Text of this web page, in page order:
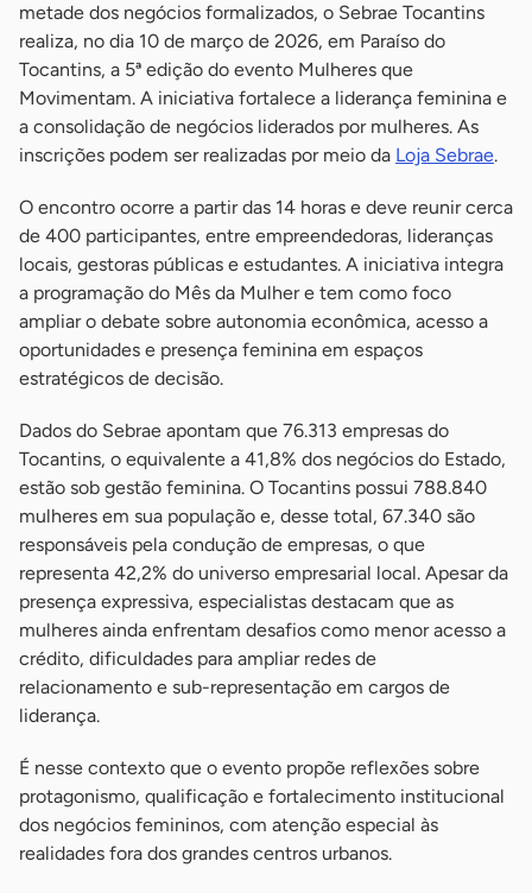
metade dos negócios formalizados, o Sebrae Tocantins
realiza, no dia 10 de março de 2026, em Paraíso do
Tocantins, a 5ª edição do evento Mulheres que
Movimentam. A iniciativa fortalece a liderança feminina e
a consolidação de negócios liderados por mulheres. As
inscrições podem ser realizadas por meio da Loja Sebrae.
O encontro ocorre a partir das 14 horas e deve reunir cerca
de 400 participantes, entre empreendedoras, lideranças
locais, gestoras públicas e estudantes. A iniciativa integra
a programação do Mês da Mulher e tem como foco
ampliar o debate sobre autonomia econômica, acesso a
oportunidades e presença feminina em espaços
estratégicos de decisão.
Dados do Sebrae apontam que 76.313 empresas do
Tocantins, o equivalente a 41,8% dos negócios do Estado,
estão sob gestão feminina. O Tocantins possui 788.840
mulheres em sua população e, desse total, 67.340 são
responsáveis pela condução de empresas, o que
representa 42,2% do universo empresarial local. Apesar da
presença expressiva, especialistas destacam que as
mulheres ainda enfrentam desafios como menor acesso a
crédito, dificuldades para ampliar redes de
relacionamento e sub-representação em cargos de
liderança.
É nesse contexto que o evento propõe reflexões sobre
protagonismo, qualificação e fortalecimento institucional
dos negócios femininos, com atenção especial às
realidades fora dos grandes centros urbanos.